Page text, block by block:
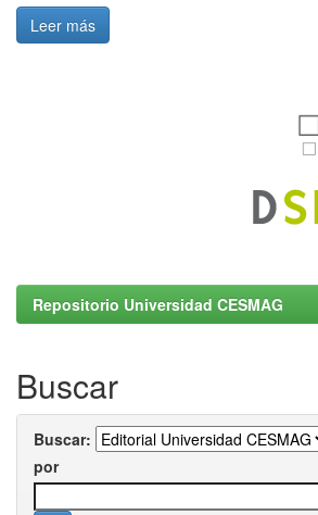
Leer más
Repositorio Universidad CESMAG
Buscar
Buscar:
por